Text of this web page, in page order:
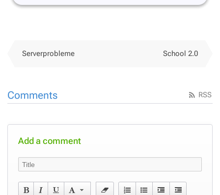
Serverprobleme School 2.0
RSS
Comments
Add a comment